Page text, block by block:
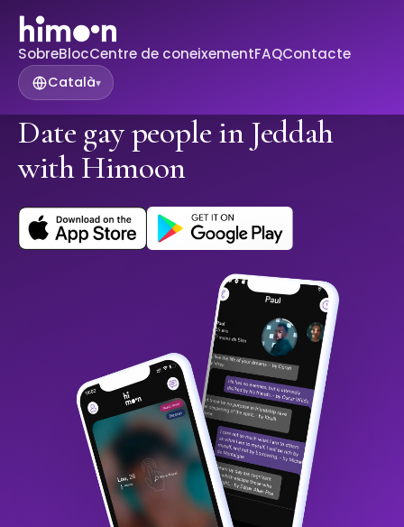
SobreBlocCentre de coneixementFAQContacte
Català▾
Date gay people in Jeddah
with Himoon